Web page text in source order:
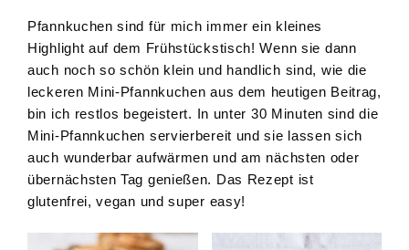
Pfannkuchen sind für mich immer ein kleines
Highlight auf dem Frühstückstisch! Wenn sie dann
auch noch so schön klein und handlich sind, wie die
leckeren Mini-Pfannkuchen aus dem heutigen Beitrag,
bin ich restlos begeistert. In unter 30 Minuten sind die
Mini-Pfannkuchen servierbereit und sie lassen sich
auch wunderbar aufwärmen und am nächsten oder
übernächsten Tag genießen. Das Rezept ist
glutenfrei, vegan und super easy!